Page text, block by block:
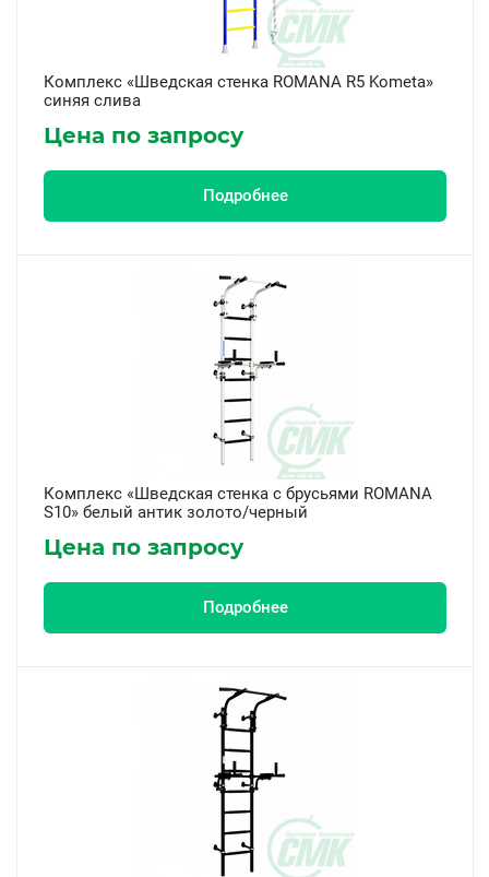
Комплекс «Шведская стенка ROMANA R5 Kometa»
синяя слива
Цена по запросу
Подробнее
Комплекс «Шведская стенка с брусьями ROMANA
S10» белый антик золото/черный
Цена по запросу
Подробнее